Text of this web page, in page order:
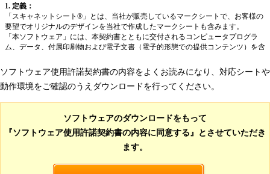
るエラーを修正
・印刷用Word出力で選択肢だけ選択したとき出力され
ない不具合修正
・新シートの対応（SN-0502,SN-0503,SN-
0504,SN-0505,SN-0506,SN-0507,SN-0508）
・新シートの印刷用Wordファイル出力の対応
・ScanSnapHomeのバージョンアップの対応
[Ver. 2.2.1更新]
・ScanSnapHomeの対応
・選択肢を1択に設定すると質問項目設定画面でエラ
ソフトウェア使用許諾契約書の内容をよくお読みになり、対応シートや
動作環境をご確認のうえダウンロードを行ってください。
ソフトウェアのダウンロードをもって
『ソフトウェア使用許諾契約書の内容に同意する』とさせていただき
ます。